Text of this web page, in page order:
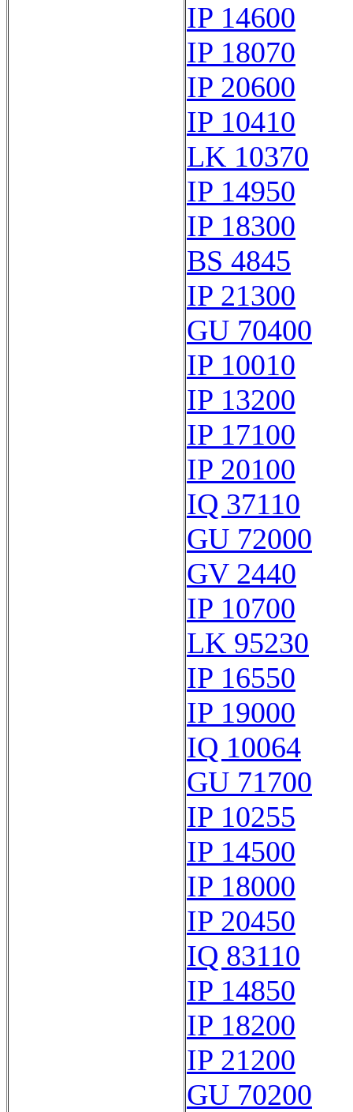
IP 14600
IP 18070
IP 20600
IP 10410
LK 10370
IP 14950
IP 18300
BS 4845
IP 21300
GU 70400
IP 10010
IP 13200
IP 17100
IP 20100
IQ 37110
GU 72000
GV 2440
IP 10700
LK 95230
IP 16550
IP 19000
IQ 10064
GU 71700
IP 10255
IP 14500
IP 18000
IP 20450
IQ 83110
IP 14850
IP 18200
IP 21200
GU 70200